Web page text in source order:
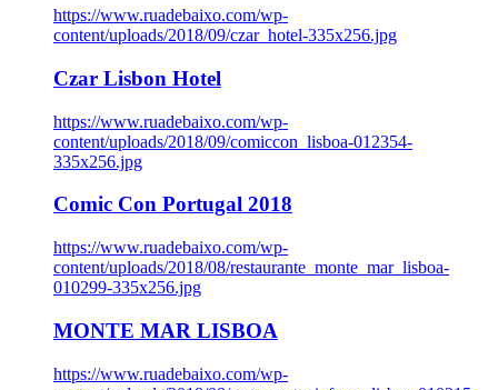
https://www.ruadebaixo.com/wp-
content/uploads/2018/09/czar_hotel-335x256.jpg
Czar Lisbon Hotel
https://www.ruadebaixo.com/wp-
content/uploads/2018/09/comiccon_lisboa-012354-
335x256.jpg
Comic Con Portugal 2018
https://www.ruadebaixo.com/wp-
content/uploads/2018/08/restaurante_monte_mar_lisboa-
010299-335x256.jpg
MONTE MAR LISBOA
https://www.ruadebaixo.com/wp-